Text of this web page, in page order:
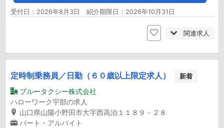
受付日：2026年8月3日 紹介期限日：2026年10月31日
関連求人
定時制乗務員／日勤（６０歳以上限定求人） 新着
ブルータクシー株式会社
ハローワーク宇部の求人
山口県山陽小野田市大字西高泊１１８９－２８
パート・アルバイト